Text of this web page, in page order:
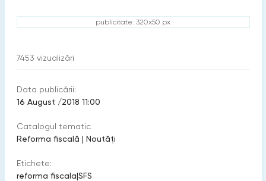
publicitate: 320x50 px
7453 vizualizări
Data publicării:
16 August /2018 11:00
Catalogul tematic
Reforma fiscală | Noutăți
Etichete:
reforma fiscala|SFS